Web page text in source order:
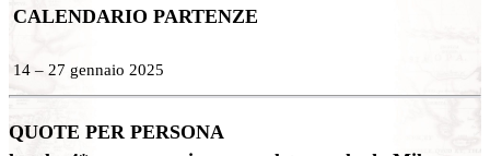
CALENDARIO PARTENZE
14 – 27 gennaio 2025
QUOTE PER PERSONA